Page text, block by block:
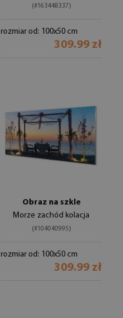
(#163448337)
rozmiar od: 100x50 cm
309.99 zł
Obraz na szkle
Morze zachód kolacja
(#104040995)
rozmiar od: 100x50 cm
309.99 zł